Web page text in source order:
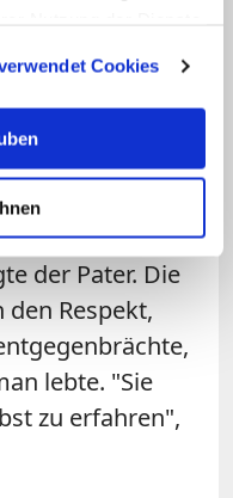
Cookies
"Sie
sich nach
mehr aber
Mauer dafür
Gewalt
der Pater. Die
Respekt,
lebte. "Sie
zu erfahren",